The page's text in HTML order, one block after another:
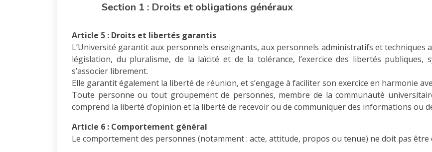
Section 1 : Droits et obligations généraux
Article 5 : Droits et libertés garantis
L’Université garantit aux personnels enseignants, aux personnels administratifs et techniques
législation, du pluralisme, de la laïcité et de la tolérance, l’exercice des libertés
s’associer librement.
Elle garantit également la liberté de réunion, et s’engage à faciliter son exercice en harmonie
Toute personne ou tout groupement de personnes, membre de la communauté
comprend la liberté d’opinion et la liberté de recevoir ou de communiquer des informations ou
Article 6 : Comportement général
Le comportement des personnes (notamment : acte, attitude, propos ou tenue) ne doit pas être